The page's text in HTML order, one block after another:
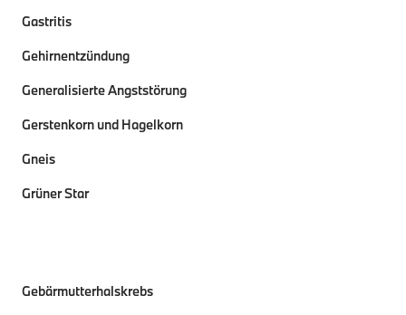
Gastritis
Gehirnentzündung
Generalisierte Angststörung
Gerstenkorn und Hagelkorn
Gneis
Grüner Star
Gebärmutterhalskrebs